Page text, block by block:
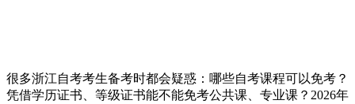
很多浙江自考考生备考时都会疑惑：哪些自考课程可以免考？
凭借学历证书、等级证书能不能免考公共课、专业课？2026年